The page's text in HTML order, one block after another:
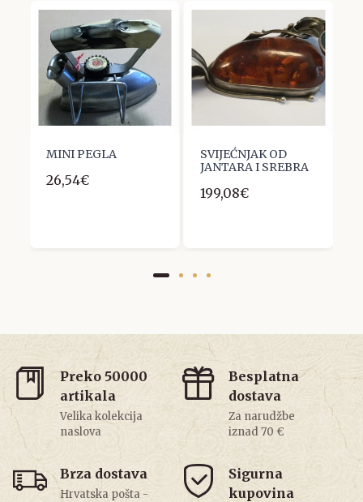
MINI PEGLA
26,54€
SVIJEĆNJAK OD
JANTARA I SREBRA
199,08€
Preko 50000
artikala
Velika kolekcija
naslova
Besplatna
dostava
Za narudžbe
iznad 70 €
Brza dostava
Hrvatska pošta -
Sigurna
kupovina